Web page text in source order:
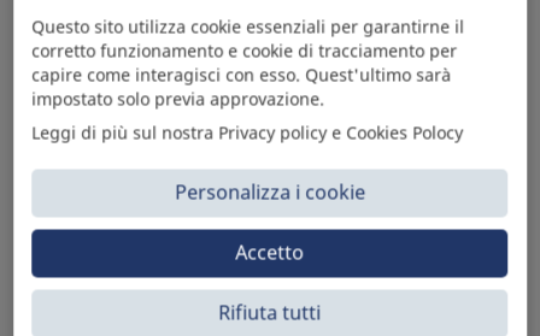
Sì Parts S.r.l. è leader nella distribuzione e vendita di
accessori per veicoli off-highway. Riconosciuto in tutto
il mondo per l’elevato standard qualitativo dei prodotti a
catalogo, attraverso la vendita B2B del ricco
Questo sito utilizza cookie essenziali per garantirne il
corretto funzionamento e cookie di tracciamento per
capire come interagisci con esso. Quest'ultimo sarà
impostato solo previa approvazione.
Leggi di più sul nostra Privacy policy e Cookies Polocy
Personalizza i cookie
Rifiuta tutti
Accetto